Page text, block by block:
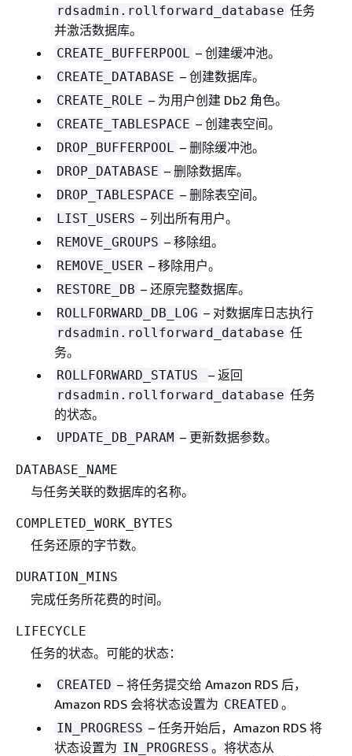
rdsadmin.rollforward_database 任务
并激活数据库。
CREATE_BUFFERPOOL – 创建缓冲池。
CREATE_DATABASE – 创建数据库。
CREATE_ROLE – 为用户创建 Db2 角色。
CREATE_TABLESPACE – 创建表空间。
DROP_BUFFERPOOL – 删除缓冲池。
DROP_DATABASE – 删除数据库。
DROP_TABLESPACE – 删除表空间。
LIST_USERS – 列出所有用户。
REMOVE_GROUPS – 移除组。
REMOVE_USER – 移除用户。
RESTORE_DB – 还原完整数据库。
ROLLFORWARD_DB_LOG – 对数据库日志执行
rdsadmin.rollforward_database 任
务。
ROLLFORWARD_STATUS – 返回
rdsadmin.rollforward_database 任务
的状态。
UPDATE_DB_PARAM – 更新数据参数。
DATABASE_NAME
与任务关联的数据库的名称。
COMPLETED_WORK_BYTES
任务还原的字节数。
DURATION_MINS
完成任务所花费的时间。
LIFECYCLE
任务的状态。可能的状态：
CREATED – 将任务提交给 Amazon RDS 后，
Amazon RDS 会将状态设置为 CREATED 。
IN_PROGRESS – 任务开始后，Amazon RDS 将
状态设置为 IN_PROGRESS 。将状态从